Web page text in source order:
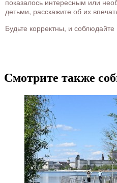
показалось интересным или
детьми, расскажите об их
Будьте корректны, и
Смотрите также